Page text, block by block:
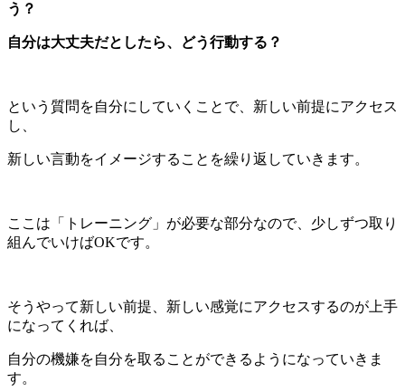
う？
自分は大丈夫だとしたら、どう行動する？
という質問を自分にしていくことで、新しい前提にアクセス
し、
新しい言動をイメージすることを繰り返していきます。
ここは「トレーニング」が必要な部分なので、少しずつ取り
組んでいけばOKです。
そうやって新しい前提、新しい感覚にアクセスするのが上手
になってくれば、
自分の機嫌を自分を取ることができるようになっていきま
す。